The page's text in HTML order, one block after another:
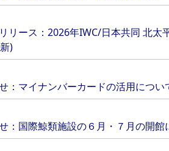
リース：2026年IWC/日本共同 北太
)
：マイナンバーカードの活用につ
：国際鯨類施設の６月・７月の開